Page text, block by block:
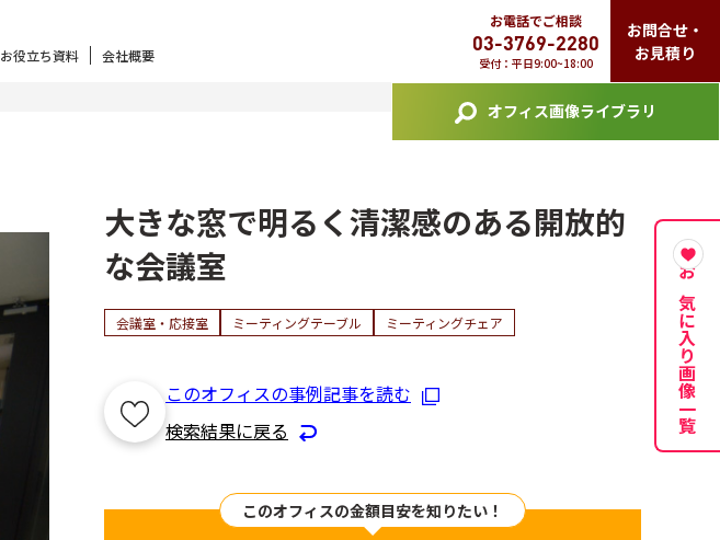
お役立ち資料 会社概要
お電話でご相談
03-3769-2280
受付：平日9:00~18:00
お問合せ・
お見積り
オフィス画像ライブラリ
大きな窓で明るく清潔感のある開放的
な会議室
会議室・応接室 ミーティングテーブル ミーティングチェア
このオフィスの事例記事を読む
検索結果に戻る
このオフィスの金額目安を知りたい！
お気に入り画像一覧